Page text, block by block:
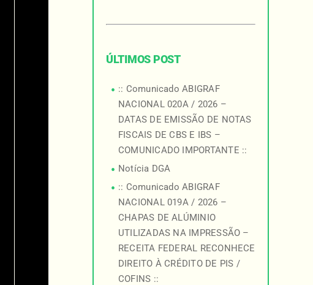
ÚLTIMOS POST
:: Comunicado ABIGRAF
NACIONAL 020A / 2026 –
DATAS DE EMISSÃO DE NOTAS
FISCAIS DE CBS E IBS –
COMUNICADO IMPORTANTE ::
Notícia DGA
:: Comunicado ABIGRAF
NACIONAL 019A / 2026 –
CHAPAS DE ALÚMINIO
UTILIZADAS NA IMPRESSÃO –
RECEITA FEDERAL RECONHECE
DIREITO À CRÉDITO DE PIS /
COFINS ::